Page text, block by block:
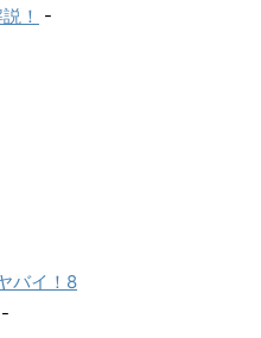
！ -
バイ！8
-